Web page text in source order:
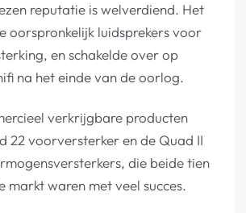
reputatie is welverdiend. Het
oorspronkelijk luidsprekers voor
en schakelde over op
na het einde van de oorlog.
verkrijgbare producten
22 voorversterker en de Quad II
die beide tien
markt waren met veel succes.